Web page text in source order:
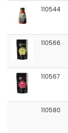
110544
110566
110567
110580